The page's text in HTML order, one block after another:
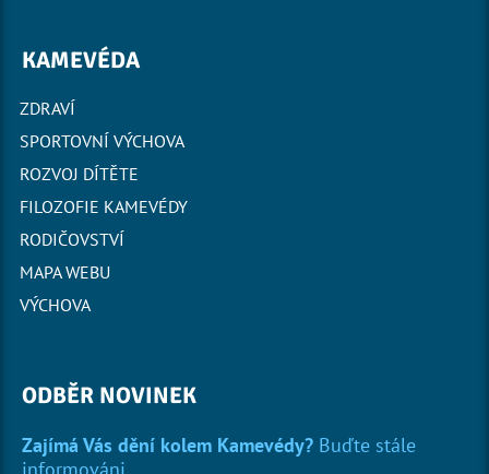
KAMEVÉDA
ZDRAVÍ
SPORTOVNÍ VÝCHOVA
ROZVOJ DÍTĚTE
FILOZOFIE KAMEVÉDY
RODIČOVSTVÍ
MAPA WEBU
VÝCHOVA
ODBĚR NOVINEK
Zajímá Vás dění kolem Kamevédy? Buďte stále
informováni